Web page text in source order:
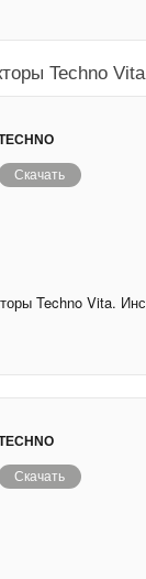
Techno Vita
Скачать
Techno Vita.
Скачать